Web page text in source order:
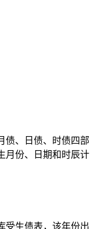
债、日债、时债四部
月份、日期和时辰计
受生债表，该年份出